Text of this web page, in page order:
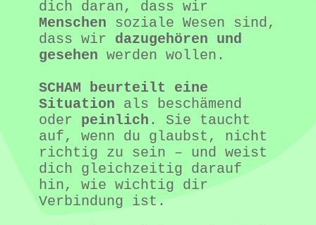
Menschen soziale Wesen sind,
dass wir dazugehören und
gesehen werden wollen.
SCHAM beurteilt eine
Situation als beschämend
oder peinlich . Sie taucht
auf, wenn du glaubst, nicht
richtig zu sein – und weist
dich gleichzeitig darauf
hin, wie wichtig dir
Verbindung ist.